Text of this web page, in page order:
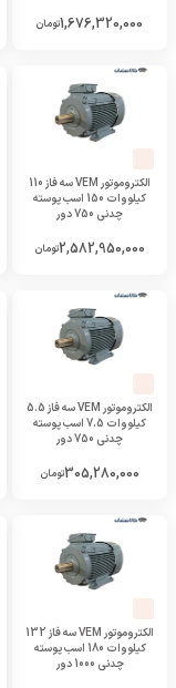
1,676,320,000تومان
الکتروموتور VEM سه فاز 110
کیلووات 150 اسب پوسته
چدنی 750 دور
2,582,950,000تومان
الکتروموتور VEM سه فاز 5.5
کیلووات 7.5 اسب پوسته
چدنی 750 دور
305,280,000تومان
الکتروموتور VEM سه فاز 132
کیلووات 180 اسب پوسته
چدنی 1000 دور